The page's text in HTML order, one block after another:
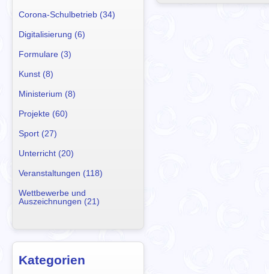
Corona-Schulbetrieb (34)
Digitalisierung (6)
Formulare (3)
Kunst (8)
Ministerium (8)
Projekte (60)
Sport (27)
Unterricht (20)
Veranstaltungen (118)
Wettbewerbe und
Auszeichnungen (21)
Kategorien